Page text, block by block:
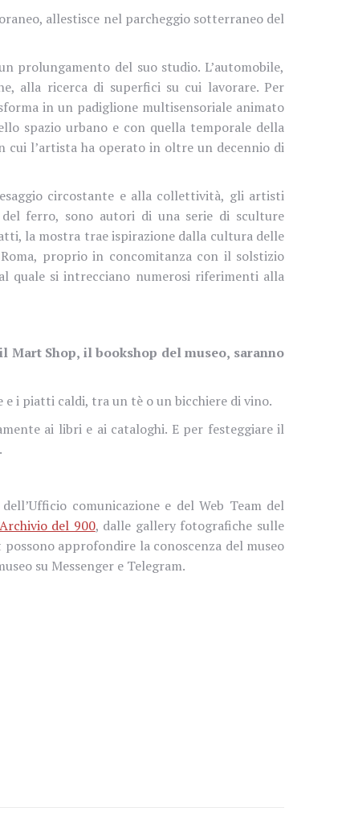
allestisce nel parcheggio sotterraneo del
prolungamento del suo studio. L’automobile,
alla ricerca di superfici su cui lavorare. Per
in un padiglione multisensoriale animato
spazio urbano e con quella temporale della
cui l’artista ha operato in oltre un decennio di
circostante e alla collettività, gli artisti
ferro, sono autori di una serie di sculture
la mostra trae ispirazione dalla cultura delle
proprio in concomitanza con il solstizio
quale si intrecciano numerosi riferimenti alla
Shop, il bookshop del museo, saranno
i piatti caldi, tra un tè o un bicchiere di vino.
ai libri e ai cataloghi. E per festeggiare il
.
comunicazione e del Web Team del
del 900, dalle gallery fotografiche sulle
approfondire la conoscenza del museo
su Messenger e Telegram.